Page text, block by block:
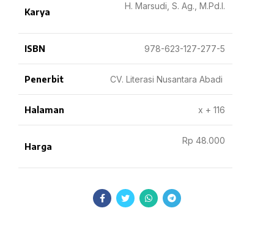
Karya
H. Marsudi, S. Ag., M.Pd.I.
ISBN 978-623-127-277-5
Penerbit CV. Literasi Nusantara Abadi
Halaman x + 116
Harga
Rp 48.000